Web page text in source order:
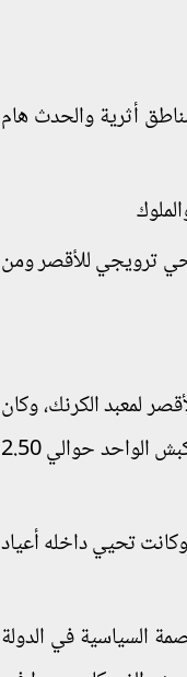
أثرية والحدث هام
ترويجي للأقصر ومن
الهول أو الكباش بطول 2750 متر من معبد الأقصر لمعبد الكرنك، وكان
في العصور الفرعونية عدد الكباش في الصفين 1300 كبش ما بين كل كبش وكبش 4 أمتار، وطول الكبش الواحد حوالي 2.50
تحيي داخله أعياد
السياسية في الدولة